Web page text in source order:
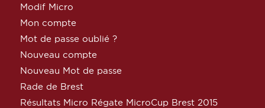
Modif Micro
Mon compte
Mot de passe oublié ?
Nouveau compte
Nouveau Mot de passe
Rade de Brest
Résultats Micro Régate MicroCup Brest 2015